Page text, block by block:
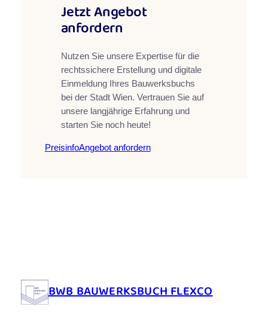
Jetzt Angebot
anfordern
Nutzen Sie unsere Expertise für die
rechtssichere Erstellung und digitale
Einmeldung Ihres Bauwerksbuchs
bei der Stadt Wien. Vertrauen Sie auf
unsere langjährige Erfahrung und
starten Sie noch heute!
PreisinfoAngebot anfordern
BWB BAUWERKSBUCH FLEXCO